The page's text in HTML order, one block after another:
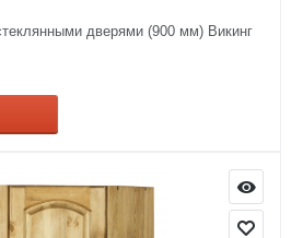
дверями (900 мм) Викинг